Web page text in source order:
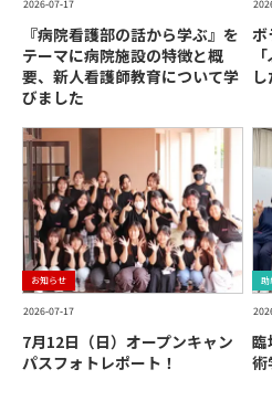
2026-07-17
『病院看護部の話から学ぶ』を
テーマに病院施設の特徴と概
要、新人看護師教育について学
びました
ボ
2026-07-17
お知らせ
7月12日（日）オープンキャン
パスフォトレポート！
助
臨
術